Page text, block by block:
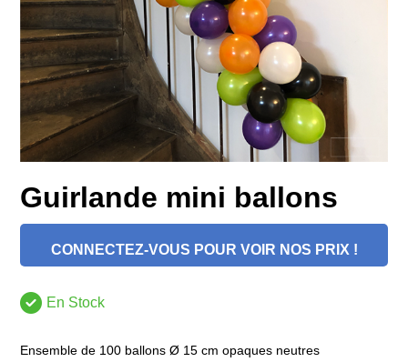
Guirlande mini ballons
CONNECTEZ-VOUS POUR VOIR NOS PRIX !
En Stock
Ensemble de 100 ballons Ø 15 cm opaques neutres